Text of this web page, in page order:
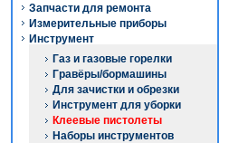
Запчасти для ремонта
Измерительные приборы
Инструмент
Газ и газовые горелки
Гравёры/бормашины
Для зачистки и обрезки
Инструмент для уборки
Клеевые пистолеты
Наборы инструментов